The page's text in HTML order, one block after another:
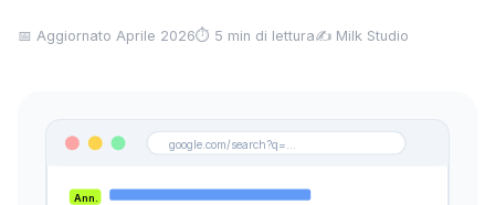
📅 Aggiornato Aprile 2026⏱ 5 min di lettura✍️ Milk Studio
google.com/search?q=...
Ann.